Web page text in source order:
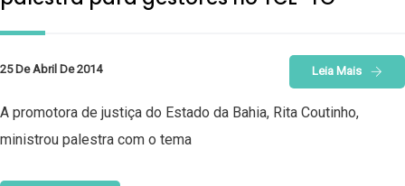
25 De Abril De 2014 Leia Mais
A promotora de justiça do Estado da Bahia, Rita Coutinho,
ministrou palestra com o tema